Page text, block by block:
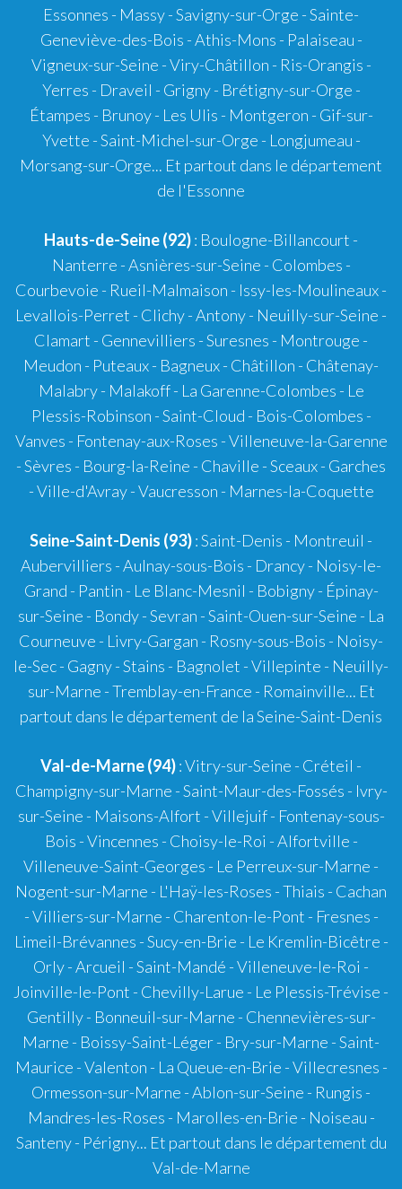
Essonnes - Massy - Savigny-sur-Orge - Sainte-
Geneviève-des-Bois - Athis-Mons - Palaiseau -
Vigneux-sur-Seine - Viry-Châtillon - Ris-Orangis -
Yerres - Draveil - Grigny - Brétigny-sur-Orge -
Étampes - Brunoy - Les Ulis - Montgeron - Gif-sur-
Yvette - Saint-Michel-sur-Orge - Longjumeau -
Morsang-sur-Orge... Et partout dans le département
de l'Essonne
Hauts-de-Seine (92): Boulogne-Billancourt -
Nanterre - Asnières-sur-Seine - Colombes -
Courbevoie - Rueil-Malmaison - Issy-les-Moulineaux -
Levallois-Perret - Clichy - Antony - Neuilly-sur-Seine -
Clamart - Gennevilliers - Suresnes - Montrouge -
Meudon - Puteaux - Bagneux - Châtillon - Châtenay-
Malabry - Malakoff - La Garenne-Colombes - Le
Plessis-Robinson - Saint-Cloud - Bois-Colombes -
Vanves - Fontenay-aux-Roses - Villeneuve-la-Garenne
- Sèvres - Bourg-la-Reine - Chaville - Sceaux - Garches
- Ville-d'Avray - Vaucresson - Marnes-la-Coquette
Seine-Saint-Denis (93): Saint-Denis - Montreuil -
Aubervilliers - Aulnay-sous-Bois - Drancy - Noisy-le-
Grand - Pantin - Le Blanc-Mesnil - Bobigny - Épinay-
sur-Seine - Bondy - Sevran - Saint-Ouen-sur-Seine - La
Courneuve - Livry-Gargan - Rosny-sous-Bois - Noisy-
le-Sec - Gagny - Stains - Bagnolet - Villepinte - Neuilly-
sur-Marne - Tremblay-en-France - Romainville... Et
partout dans le département de la Seine-Saint-Denis
Val-de-Marne (94): Vitry-sur-Seine - Créteil -
Champigny-sur-Marne - Saint-Maur-des-Fossés - Ivry-
sur-Seine - Maisons-Alfort - Villejuif - Fontenay-sous-
Bois - Vincennes - Choisy-le-Roi - Alfortville -
Villeneuve-Saint-Georges - Le Perreux-sur-Marne -
Nogent-sur-Marne - L'Haÿ-les-Roses - Thiais - Cachan
- Villiers-sur-Marne - Charenton-le-Pont - Fresnes -
Limeil-Brévannes - Sucy-en-Brie - Le Kremlin-Bicêtre -
Orly - Arcueil - Saint-Mandé - Villeneuve-le-Roi -
Joinville-le-Pont - Chevilly-Larue - Le Plessis-Trévise -
Gentilly - Bonneuil-sur-Marne - Chennevières-sur-
Marne - Boissy-Saint-Léger - Bry-sur-Marne - Saint-
Maurice - Valenton - La Queue-en-Brie - Villecresnes -
Ormesson-sur-Marne - Ablon-sur-Seine - Rungis -
Mandres-les-Roses - Marolles-en-Brie - Noiseau -
Santeny - Périgny... Et partout dans le département du
Val-de-Marne